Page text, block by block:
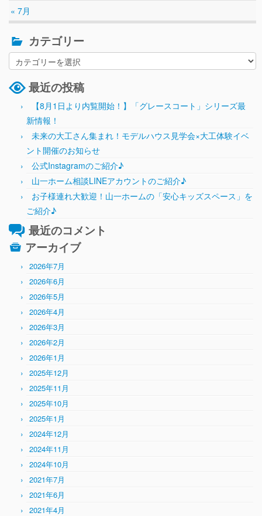
« 7月
カテゴリー
最近の投稿
【8月1日より内覧開始！】「グレースコート」シリーズ最
新情報！
未来の大工さん集まれ！モデルハウス見学会×大工体験イベ
ント開催のお知らせ
公式Instagramのご紹介♪
山一ホーム相談LINEアカウントのご紹介♪
お子様連れ大歓迎！山一ホームの「安心キッズスペース」を
ご紹介♪
最近のコメント
アーカイブ
2026年7月
2026年6月
2026年5月
2026年4月
2026年3月
2026年2月
2026年1月
2025年12月
2025年11月
2025年10月
2025年1月
2024年12月
2024年11月
2024年10月
2021年7月
2021年6月
2021年4月